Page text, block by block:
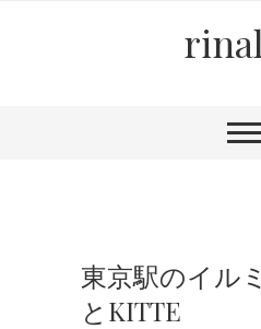
東京駅のイル
とKITTE